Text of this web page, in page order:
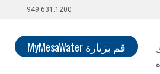
949.631.1200
قم بزيارة MyMesaWater